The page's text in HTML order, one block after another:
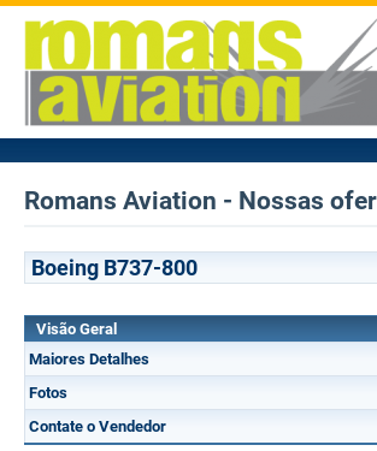
Romans Aviation - Nossas
Boeing B737-800
Visão Geral
Maiores Detalhes
Fotos
Contate o Vendedor